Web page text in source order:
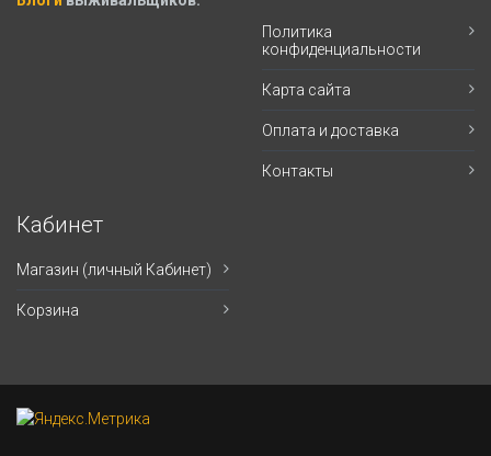
Политика
конфиденциальности
Карта сайта
Оплата и доставка
Контакты
Кабинет
Магазин (личный Кабинет)
Корзина